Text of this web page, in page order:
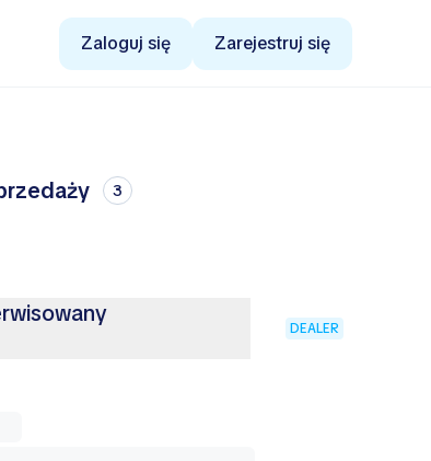
Zaloguj się Zarejestruj się
3
DEALER